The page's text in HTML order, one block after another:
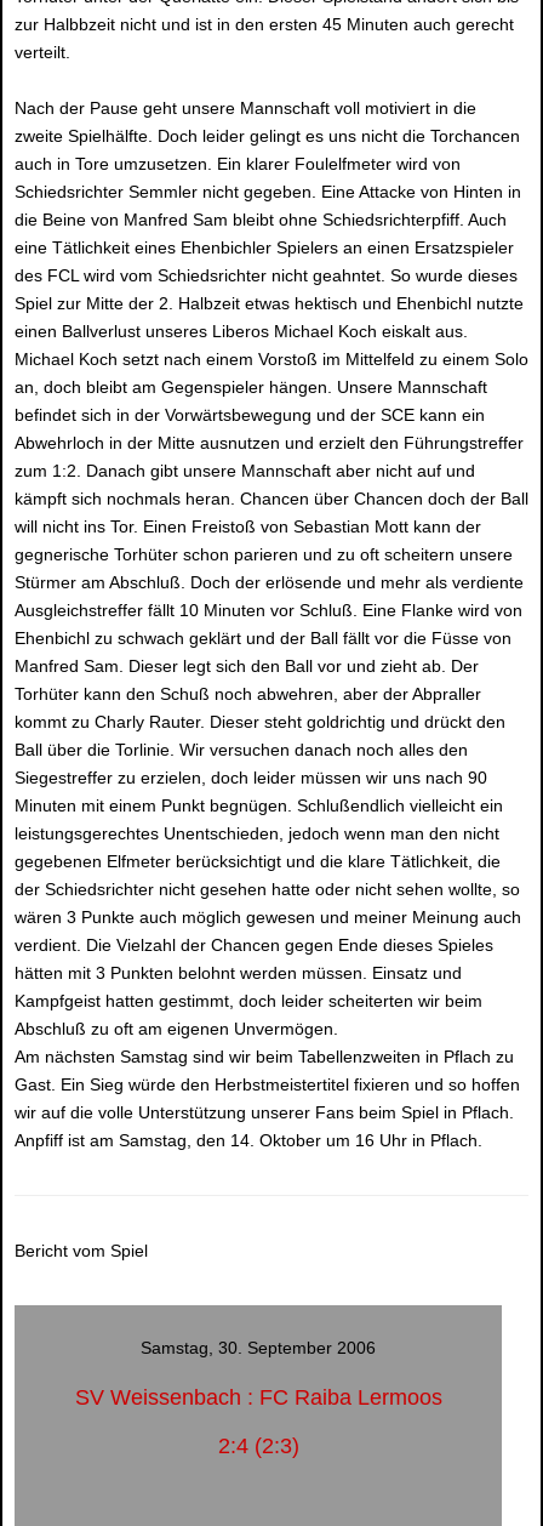
zur Halbbzeit nicht und ist in den ersten 45 Minuten auch gerecht
verteilt.
Nach der Pause geht unsere Mannschaft voll motiviert in die
zweite Spielhälfte. Doch leider gelingt es uns nicht die Torchancen
auch in Tore umzusetzen. Ein klarer Foulelfmeter wird von
Schiedsrichter Semmler nicht gegeben. Eine Attacke von Hinten in
die Beine von Manfred Sam bleibt ohne Schiedsrichterpfiff. Auch
eine Tätlichkeit eines Ehenbichler Spielers an einen Ersatzspieler
des FCL wird vom Schiedsrichter nicht geahntet. So wurde dieses
Spiel zur Mitte der 2. Halbzeit etwas hektisch und Ehenbichl nutzte
einen Ballverlust unseres Liberos Michael Koch eiskalt aus.
Michael Koch setzt nach einem Vorstoß im Mittelfeld zu einem Solo
an, doch bleibt am Gegenspieler hängen. Unsere Mannschaft
befindet sich in der Vorwärtsbewegung und der SCE kann ein
Abwehrloch in der Mitte ausnutzen und erzielt den Führungstreffer
zum 1:2. Danach gibt unsere Mannschaft aber nicht auf und
kämpft sich nochmals heran. Chancen über Chancen doch der Ball
will nicht ins Tor. Einen Freistoß von Sebastian Mott kann der
gegnerische Torhüter schon parieren und zu oft scheitern unsere
Stürmer am Abschluß. Doch der erlösende und mehr als verdiente
Ausgleichstreffer fällt 10 Minuten vor Schluß. Eine Flanke wird von
Ehenbichl zu schwach geklärt und der Ball fällt vor die Füsse von
Manfred Sam. Dieser legt sich den Ball vor und zieht ab. Der
Torhüter kann den Schuß noch abwehren, aber der Abpraller
kommt zu Charly Rauter. Dieser steht goldrichtig und drückt den
Ball über die Torlinie. Wir versuchen danach noch alles den
Siegestreffer zu erzielen, doch leider müssen wir uns nach 90
Minuten mit einem Punkt begnügen. Schlußendlich vielleicht ein
leistungsgerechtes Unentschieden, jedoch wenn man den nicht
gegebenen Elfmeter berücksichtigt und die klare Tätlichkeit, die
der Schiedsrichter nicht gesehen hatte oder nicht sehen wollte, so
wären 3 Punkte auch möglich gewesen und meiner Meinung auch
verdient. Die Vielzahl der Chancen gegen Ende dieses Spieles
hätten mit 3 Punkten belohnt werden müssen. Einsatz und
Kampfgeist hatten gestimmt, doch leider scheiterten wir beim
Abschluß zu oft am eigenen Unvermögen.
Am nächsten Samstag sind wir beim Tabellenzweiten in Pflach zu
Gast. Ein Sieg würde den Herbstmeistertitel fixieren und so hoffen
wir auf die volle Unterstützung unserer Fans beim Spiel in Pflach.
Anpfiff ist am Samstag, den 14. Oktober um 16 Uhr in Pflach.
Bericht vom Spiel
Samstag, 30. September 2006
SV Weissenbach : FC Raiba Lermoos
2:4 (2:3)